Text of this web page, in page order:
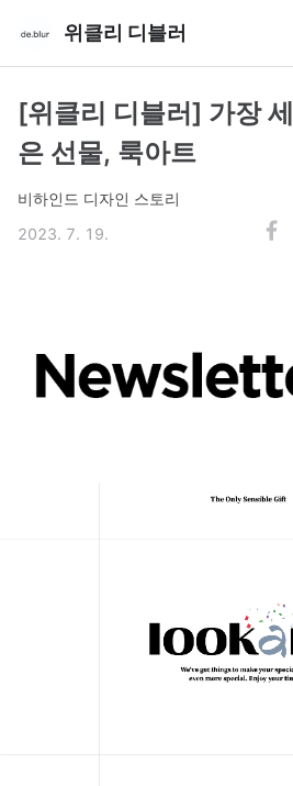
위클리 디블러
[위클리 디블러] 가장
은 선물, 룩아트
비하인드 디자인 스토리
2023. 7. 19.